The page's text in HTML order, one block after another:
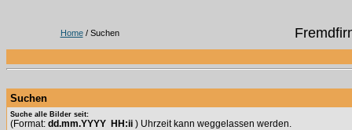
Home/ Suchen
Suchen
Suche alle Bilder seit:
(Format: dd.mm.YYYY HH:ii ) Uhrzeit kann weggelassen werden.